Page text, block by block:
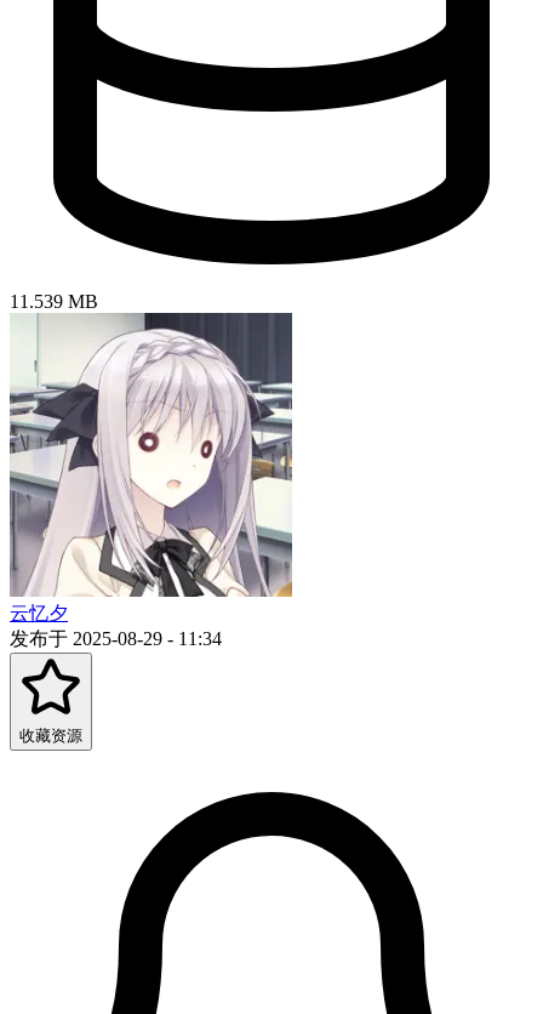
11.539 MB
云忆夕
发布于 2025-08-29 - 11:34
收藏资源